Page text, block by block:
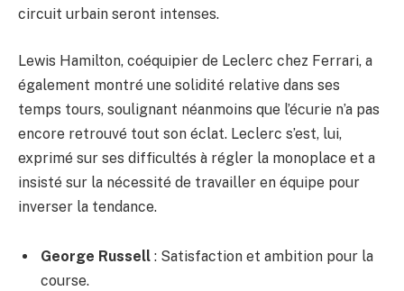
circuit urbain seront intenses.
Lewis Hamilton, coéquipier de Leclerc chez Ferrari, a
également montré une solidité relative dans ses
temps tours, soulignant néanmoins que l’écurie n’a pas
encore retrouvé tout son éclat. Leclerc s’est, lui,
exprimé sur ses difficultés à régler la monoplace et a
insisté sur la nécessité de travailler en équipe pour
inverser la tendance.
George Russell : Satisfaction et ambition pour la
course.